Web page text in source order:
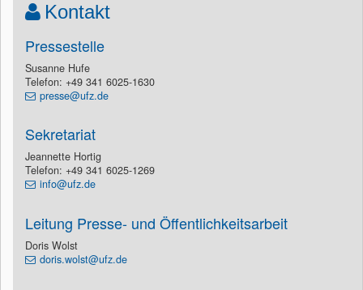
Kontakt
Pressestelle
Susanne Hufe
Telefon: +49 341 6025-1630
presse@ufz.de
Sekretariat
Jeannette Hortig
Telefon: +49 341 6025-1269
info@ufz.de
Leitung Presse- und Öffentlichkeitsarbeit
Doris Wolst
doris.wolst@ufz.de